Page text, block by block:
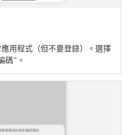
用程式（但不要登錄）。選擇
碼”。